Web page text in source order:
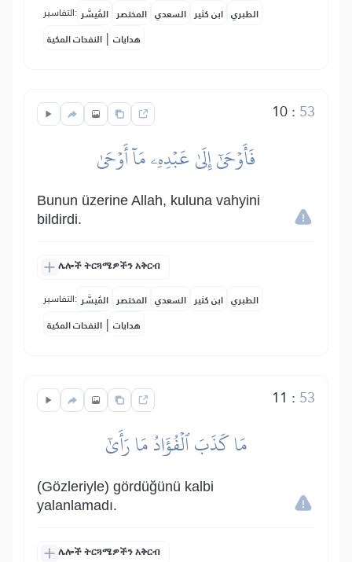
التفاسير: المُيسَّر المختصر السعدي ابن كثير الطبري
النفحات المكية | هدايات
10: 53
فَأَوۡحَىٰٓ إِلَىٰ عَبۡدِهِۦ مَآ أَوۡحَىٰ
Bunun üzerine Allah, kuluna vahyini
bildirdi.
ሌሎች ትርጓሜዎችን አቅርብ
التفاسير: المُيسَّر المختصر السعدي ابن كثير الطبري
النفحات المكية | هدايات
11 : 53
مَا كَذَبَ ٱلۡفُؤَادُ مَا رَأَىٰٓ
(Gözleriyle) gördüğünü kalbi
yalanlamadı.
ሌሎች ትርጓሜዎችን አቅርብ